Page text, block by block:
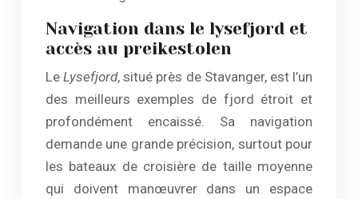
Navigation dans le lysefjord et
accès au preikestolen
LeLysefjord, situé près de Stavanger, est l’un
des meilleurs exemples de fjord étroit et
profondément encaissé. Sa navigation
demande une grande précision, surtout pour
les bateaux de croisière de taille moyenne
qui doivent manœuvrer dans un espace